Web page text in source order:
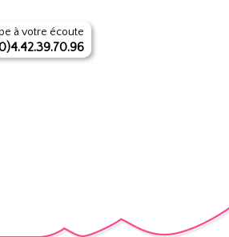
à votre écoute